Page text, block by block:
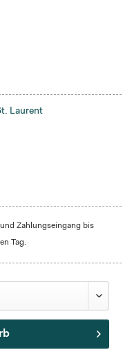
Laurent
Zahlungseingang bis
Tag.